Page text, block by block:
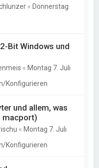
« Donnerstag
Bit Windows und
« Montag 7. Juli
Konfigurieren
und allem, was
macport)
« Montag 7. Juli
Konfigurieren